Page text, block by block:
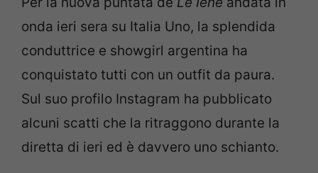
onda ieri sera su Italia Uno, la splendida
conduttrice e showgirl argentina ha
conquistato tutti con un outfit da paura.
Sul suo profilo Instagram ha pubblicato
alcuni scatti che la ritraggono durante la
diretta di ieri ed è davvero uno schianto.